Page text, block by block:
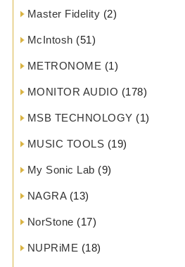
Master Fidelity (2)
McIntosh (51)
METRONOME (1)
MONITOR AUDIO (178)
MSB TECHNOLOGY (1)
MUSIC TOOLS (19)
My Sonic Lab (9)
NAGRA(13)
NorStone (17)
NUPRiME (18)